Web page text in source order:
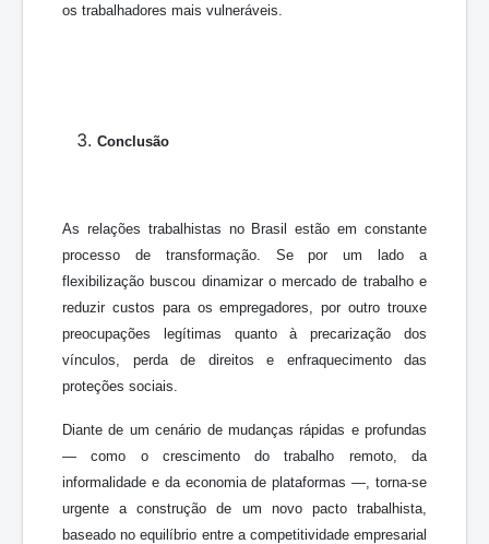
os trabalhadores mais vulneráveis.
Conclusão
As relações trabalhistas no Brasil estão em constante
processo de transformação. Se por um lado a
flexibilização buscou dinamizar o mercado de trabalho e
reduzir custos para os empregadores, por outro trouxe
preocupações legítimas quanto à precarização dos
vínculos, perda de direitos e enfraquecimento das
proteções sociais.
Diante de um cenário de mudanças rápidas e profundas
— como o crescimento do trabalho remoto, da
informalidade e da economia de plataformas —, torna-se
urgente a construção de um novo pacto trabalhista,
baseado no equilíbrio entre a competitividade empresarial